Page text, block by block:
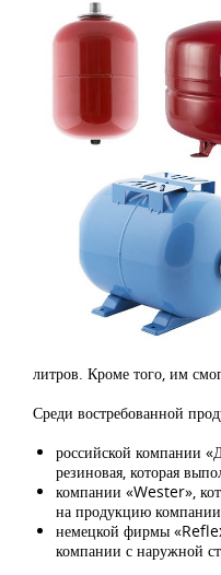
литров. Кроме того, им
Среди востребованной
российской компании
резиновая, которая
компании «Wester»,
на продукцию компании
немецкой фирмы
компании с наружной